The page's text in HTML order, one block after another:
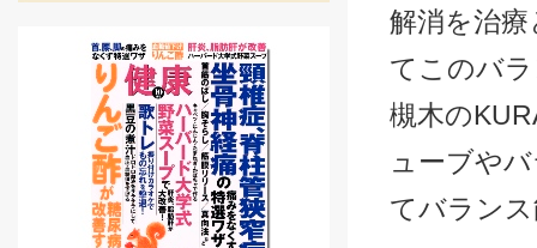
解消を治
てこのバ
槻木の
ューブや
てバラン